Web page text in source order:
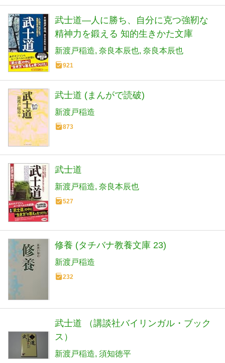
武士道―人に勝ち、自分に克つ強靭な
精神力を鍛える 知的生きかた文庫
新渡戸稲造 奈良本辰也 奈良本辰也
921
武士道 (まんがで読破)
新渡戸稲造
873
武士道
新渡戸稲造 奈良本辰也
527
修養 (タチバナ教養文庫 23)
新渡戸稲造
232
武士道 （講談社バイリンガル・ブック
ス）
新渡戸稲造 須知徳平